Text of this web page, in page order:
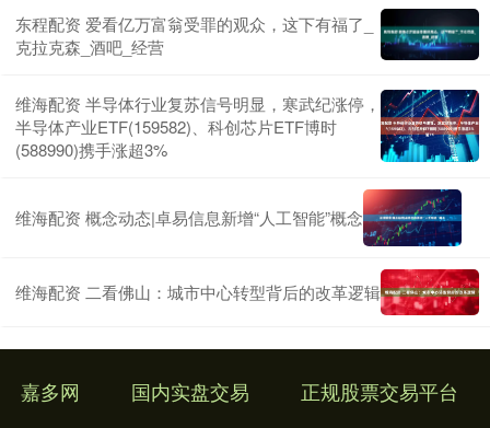
东程配资 爱看亿万富翁受罪的观众，这下有福了_
克拉克森_酒吧_经营
维海配资 半导体行业复苏信号明显，寒武纪涨停，
半导体产业ETF(159582)、科创芯片ETF博时
(588990)携手涨超3%
维海配资 概念动态|卓易信息新增“人工智能”概念
维海配资 二看佛山：城市中心转型背后的改革逻辑
嘉多网 国内实盘交易 正规股票交易平台